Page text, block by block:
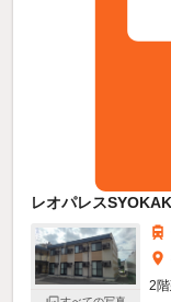
レオパレス
2